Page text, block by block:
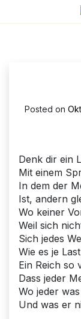
Posted on
Denk dir ein
Mit einem
In dem der
Ist, andern
Wo keiner
Weil sich
Sich jedes
Wie es je
Ein Reich so
Dass jeder
Wo jeder
Und was er